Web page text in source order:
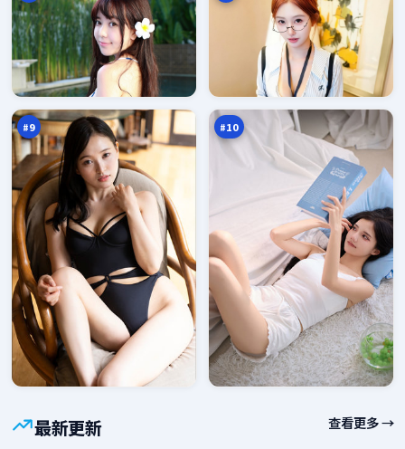
#9
沉
舟
围
猎
93
万
#10
序万
最新更新 查看更多 →